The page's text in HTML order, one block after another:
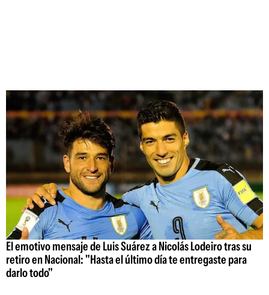
El emotivo mensaje de Luis Suárez a Nicolás Lodeiro tras su
retiro en Nacional: "Hasta el último día te entregaste para
darlo todo"